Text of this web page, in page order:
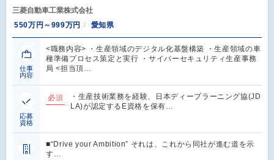
三菱自動車工業株式会社
550万円～999万円
愛知県
仕事
内容
<職務内容> ・生産領域のデジタル化基盤構築 ・生産領域の車
種準備プロセス策定と実行 ・サイバーセキュリティ生産事務
局 <担当頂…
応募
資格
必須
・生産技術業務を経験、日本ディープラーニング協(JD
LA)が認定するE資格を保有…
■“Drive your Ambition” それは、これから同社が進む道を示
す…